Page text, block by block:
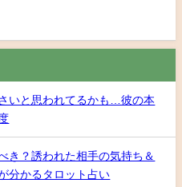
いと思われてるかも…彼の本
き？誘われた相手の気持ち＆
分かるタロット占い